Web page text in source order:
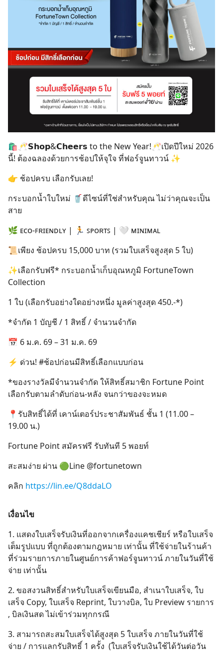
🛍️🥂𝗦𝗵𝗼𝗽&𝗖𝗵𝗲𝗲𝗿𝘀 to the New Year!🥂เปิดปีใหม่ 2026
นี้! ต้องฉลองด้วยการช้อปให้จุใจ ที่ฟอร์จูนทาวน์ ✨
👉 ช้อปครบ เลือกรับเลย!
กระบอกน้ำใบใหม่ 🥤ดีไซน์ที่ใช่สำหรับคุณ ไม่ว่าคุณจะเป็น
สาย
🌿 ᴇᴄᴏ-ꜰʀɪᴇɴᴅʟʏ | 🏃 ꜱᴘᴏʀᴛꜱ | 🤍 ᴍɪɴɪᴍᴀʟ
📜เพียง ช้อปครบ 15,000 บาท (รวมใบเสร็จสูงสุด 5 ใบ)
✨เลือกรับฟรี* กระบอกน้ำเก็บอุณหภูมิ FortuneTown
Collection
1 ใบ (เลือกรับอย่างใดอย่างหนึ่ง มูลค่าสูงสุด 450.-*)
*จำกัด 1 บัญชี / 1 สิทธิ์ / จำนวนจำกัด
📅 6 ม.ค. 69 – 31 ม.ค. 69
⚡ ด่วน! #ช้อปก่อนมีสิทธิ์เลือกแบบก่อน
*ของรางวัลมีจำนวนจำกัด ให้สิทธิ์สมาชิก Fortune Point
เลือกรับตามลำดับก่อน-หลัง จนกว่าของจะหมด
📍รับสิทธิ์ได้ที่ เคาน์เตอร์ประชาสัมพันธ์ ชั้น 1 (11.00 –
19.00 น.)
Fortune Point สมัครฟรี รับทันที 5 พอยท์
สะสมง่าย ผ่าน 🟢Line @fortunetown
คลิก https://lin.ee/Q8ddaLO
เงื่อนไข
1. แสดงใบเสร็จรับเงินที่ออกจากเครื่องแคชเชียร์ หรือใบเสร็จ
เต็มรูปแบบ ที่ถูกต้องตามกฎหมาย เท่านั้น ที่ใช้จ่ายในร้านค้า
ที่ร่วมรายการภายในศูนย์การค้าฟอร์จูนทาวน์ ภายในวันที่ใช้
จ่าย เท่านั้น
2. ขอสงวนสิทธิ์สำหรับใบเสร็จเขียนมือ, สำเนาใบเสร็จ, ใบ
เสร็จ Copy, ใบเสร็จ Reprint, ใบวางบิล, ใบ Preview รายการ
, บิลเงินสด ไม่เข้าร่วมทุกกรณี
3. สามารถสะสมใบเสร็จได้สูงสุด 5 ใบเสร็จ ภายในวันที่ใช้
จ่าย / การแลกรับสิทธิ์ 1 ครั้ง (ใบเสร็จรับเงินใช้ได้วันต่อวัน